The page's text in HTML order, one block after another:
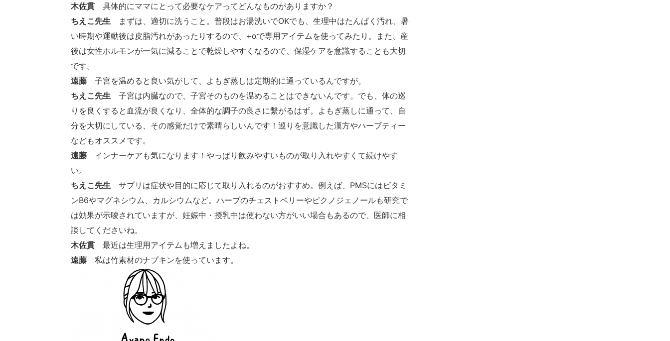
木佐貫 具体的にママにとって必要なケアってどんなものがありますか？
ちえこ先生 まずは、適切に洗うこと。普段はお湯洗いでOKでも、生理中はたんぱく汚れ、暑
い時期や運動後は皮脂汚れがあったりするので、+αで専用アイテムを使ってみたり。また、産
後は女性ホルモンが一気に減ることで乾燥しやすくなるので、保湿ケアを意識することも大切
です。
遠藤 子宮を温めると良い気がして、よもぎ蒸しは定期的に通っているんですが。
ちえこ先生 子宮は内臓なので、子宮そのものを温めることはできないんです。でも、体の巡
りを良くすると血流が良くなり、全体的な調子の良さに繫がるはず。よもぎ蒸しに通って、自
分を大切にしている、その感覚だけで素晴らしいんです！巡りを意識した漢方やハーブティー
などもオススメです。
遠藤 インナーケアも気になります！やっぱり飲みやすいものが取り入れやすくて続けやす
い。
ちえこ先生 サプリは症状や目的に応じて取り入れるのがおすすめ。例えば、PMSにはビタミ
ンB6やマグネシウム、カルシウムなど。ハーブのチェストベリーやピクノジェノールも研究で
は効果が示唆されていますが、妊娠中・授乳中は使わない方がいい場合もあるので、医師に相
談してくださいね。
木佐貫 最近は生理用アイテムも増えましたよね。
遠藤 私は竹素材のナプキンを使っています。